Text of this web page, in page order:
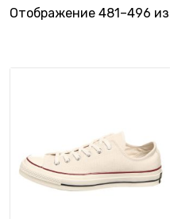
Отображение 481–496